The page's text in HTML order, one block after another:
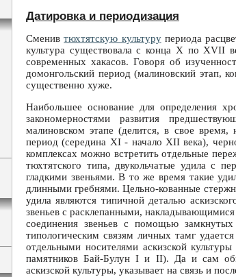
Датировка и периодизация
Сменивтюхтятскую культурупериода
культура существовала с конца X по XVII
современных хакасов. Говоря об
домонгольский период (малиновский этап,
существенно хуже.
Наибольшее основание для определения
закономерностями развития
малиновском этапе (делится, в свое
период (середина XI - начало XII века),
комплексах можно встретить отдельные
тюхтятского типа, двукольчатые удила с
гладкими звеньями. В то же время такие
длинными гребнями. Цельно-кованные
удила являются типичной деталью
звеньев с расклепанными,
соединения звеньев с помощью
типологическим связям личных тамг
отдельными носителями аскизской
памятников Бай-Булун I и II). Да и сам
аскизской культуры, указывает на связь и